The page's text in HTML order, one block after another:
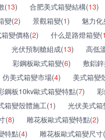
(13) 合肥美式箱變結構(13)
變(2) 景觀箱變(1)
魅力
變價格(2) 什么是路燈箱變(
光伏預制艙組成(13)
高低
彩鋼板歐式箱變(6)
敷鋁
仿美式箱變市場(4)
美式箱變
鋼板10kv歐式箱變特點(7)
箱變殼體施工(1)
光伏美式
(8) 雕花板歐式箱變特點(2)
特點(4)
雕花板歐式箱變尺寸(